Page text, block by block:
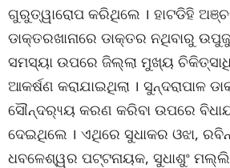
ଗୁରୁତ୍ୱାରୋପ କରିଥିଲେ । ହାଟଡିହି
ଡାକ୍ତରଖାନାରେ ଡାକ୍ତର ନଥିବାରୁ
ସମସ୍ୟା ଉପରେ ଜିଲ୍ଲା ମୁଖ୍ୟ
ଆକର୍ଷଣ କରାଯାଇଥିଲା । ସୁନ୍ଦରାପାଳ
ସୌନ୍ଦର‌୍ୟ୍ୟ କରଣ କରିବା ଉପରେ
ଦେଇଥିଲେ । ଏଥିରେ ସୁଧାକର ଓଝା,
ଧବଳେଶ୍ୱର ପଟ୍ଟନାୟକ, ସୁଧାଶୁଂ